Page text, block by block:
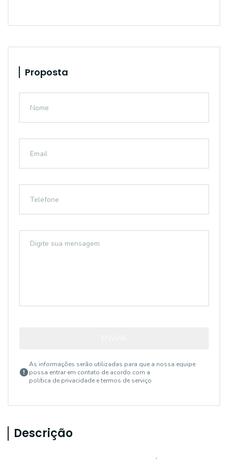
Proposta
As informações serão utilizadas para que a nossa equipe
possa entrar em contato de acordo com a
política de privacidade e termos de serviço
Descrição